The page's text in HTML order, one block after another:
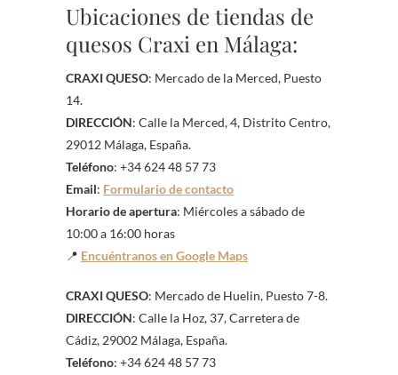
Ubicaciones de tiendas de
quesos Craxi en Málaga:
CRAXI QUESO: Mercado de la Merced, Puesto
14.
DIRECCIÓN: Calle la Merced, 4, Distrito Centro,
29012 Málaga, España.
Teléfono: +34 624 48 57 73
Email: Formulario de contacto
Horario de apertura: Miércoles a sábado de
10:00 a 16:00 horas
📍 Encuéntranos en Google Maps
CRAXI QUESO: Mercado de Huelin, Puesto 7-8.
DIRECCIÓN: Calle la Hoz, 37, Carretera de
Cádiz, 29002 Málaga, España.
Teléfono: +34 624 48 57 73